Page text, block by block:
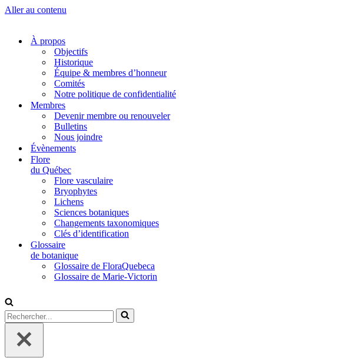
Aller au contenu
À propos
Objectifs
Historique
Équipe & membres d’honneur
Comités
Notre politique de confidentialité
Membres
Devenir membre ou renouveler
Bulletins
Nous joindre
Évènements
Flore
du Québec
Flore vasculaire
Bryophytes
Lichens
Sciences botaniques
Changements taxonomiques
Clés d’identification
Glossaire
de botanique
Glossaire de FloraQuebeca
Glossaire de Marie-Victorin
Rechercher...